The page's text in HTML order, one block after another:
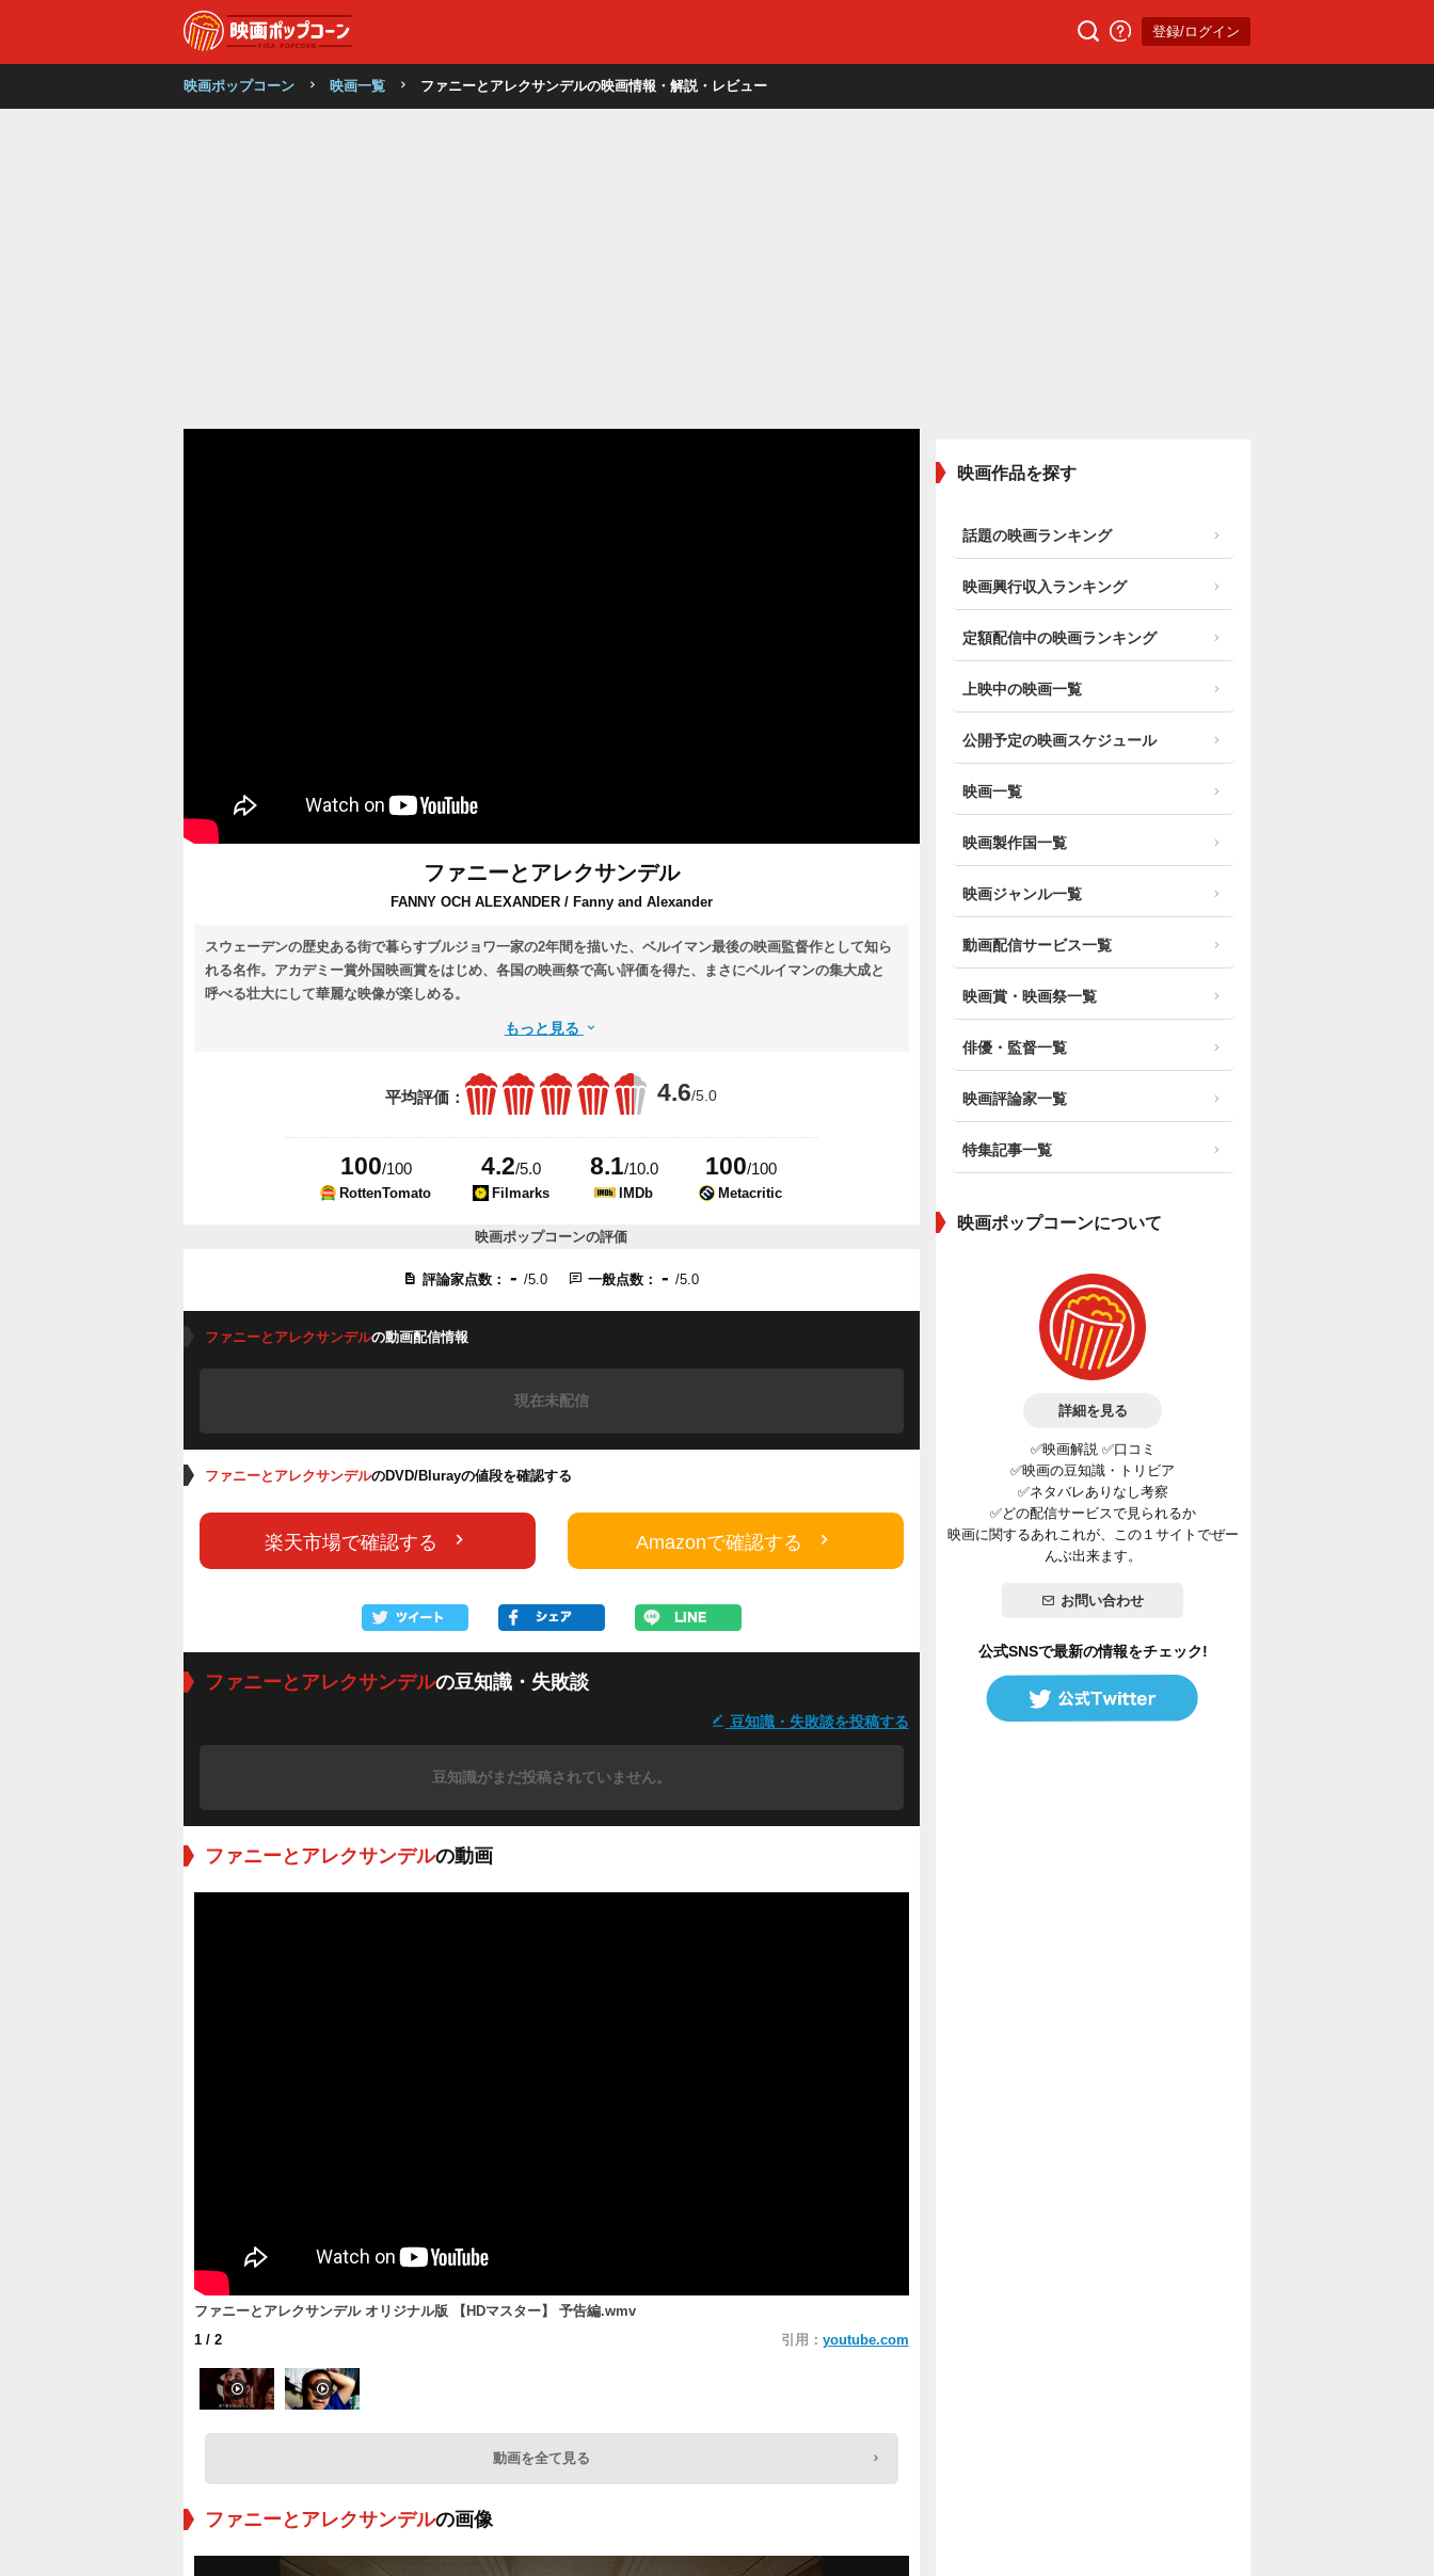
登録/ログイン
映画ポップコーン 映画一覧 ファニーとアレクサンデルの映画情報・解説・レビュー
ファニーとアレクサンデル
FANNY OCH ALEXANDER / Fanny and Alexander
スウェーデンの歴史ある街で暮らすブルジョワ一家の2年間を描いた、ベルイマン最後の映画監督作として知ら
れる名作。アカデミー賞外国映画賞をはじめ、各国の映画祭で高い評価を得た、まさにベルイマンの集大成と
呼べる壮大にして華麗な映像が楽しめる。
もっと見る
平均評価： 4.6/5.0
100/100
RottenTomato
4.2/5.0
Filmarks
8.1/10.0
IMDb
100/100
Metacritic
映画ポップコーンの評価
評論家点数： -/5.0 一般点数： -/5.0
ファニーとアレクサンデルの動画配信情報
現在未配信
ファニーとアレクサンデルのDVD/Blurayの値段を確認する
楽天市場で確認する Amazonで確認する
ファニーとアレクサンデルの豆知識・失敗談
豆知識・失敗談を投稿する
豆知識がまだ投稿されていません。
ファニーとアレクサンデルの動画
ファニーとアレクサンデル オリジナル版 【HDマスター】 予告編.wmv
1 / 2 引用： youtube.com
動画を全て見る
ファニーとアレクサンデルの画像
映画作品を探す
話題の映画ランキング
映画興行収入ランキング
定額配信中の映画ランキング
上映中の映画一覧
公開予定の映画スケジュール
映画一覧
映画製作国一覧
映画ジャンル一覧
動画配信サービス一覧
映画賞・映画祭一覧
俳優・監督一覧
映画評論家一覧
特集記事一覧
映画ポップコーンについて
詳細を見る
✅映画解説 ✅口コミ
✅映画の豆知識・トリビア
✅ネタバレありなし考察
✅どの配信サービスで見られるか
映画に関するあれこれが、この１サイトでぜー
んぶ出来ます。
お問い合わせ
公式SNSで最新の情報をチェック!